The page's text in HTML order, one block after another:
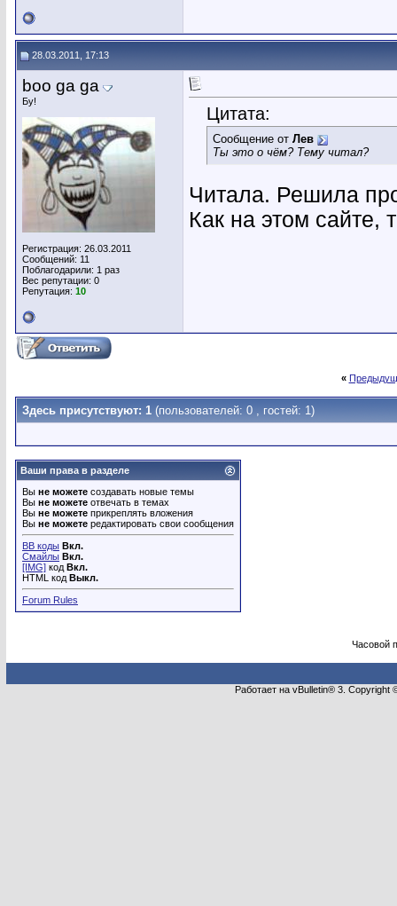
28.03.2011, 17:13
boo ga ga
Бу!
Регистрация: 26.03.2011
Сообщений: 11
Поблагодарили: 1 раз
Вес репутации: 0
Репутация: 10
Цитата:
Сообщение от Лев
Ты это о чём? Тему читал?
Читала. Решила
Как на этом сайте,
«
Здесь присутствуют: 1 (пользователей: 0 , гостей: 1)
Ваши права в разделе
Вы не можете создавать новые темы
Вы не можете отвечать в темах
Вы не можете прикреплять вложения
Вы не можете редактировать свои сообщения
BB коды Вкл.
Смайлы Вкл.
[IMG] код Вкл.
HTML код Выкл.
Forum Rules
Часовой
Работает на vBulletin® 3.